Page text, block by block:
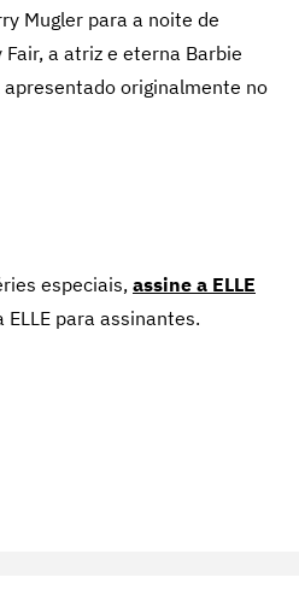
Mugler para a noite de
a atriz e eterna Barbie
originalmente no
especiais, assine a ELLE
para assinantes.